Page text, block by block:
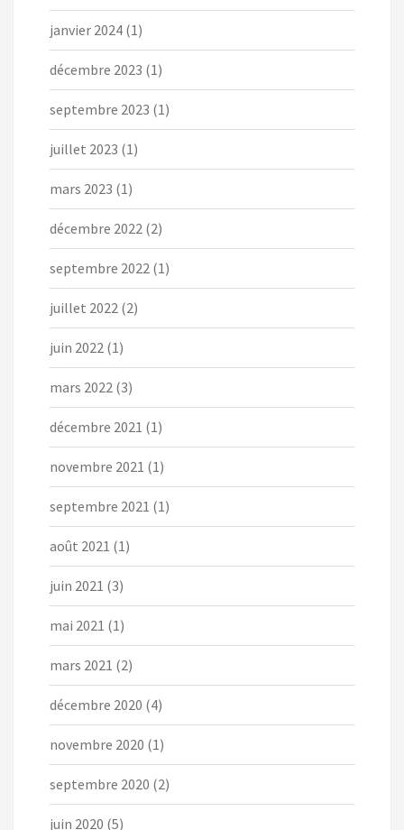
janvier 2024 (1)
décembre 2023 (1)
septembre 2023 (1)
juillet 2023 (1)
mars 2023 (1)
décembre 2022 (2)
septembre 2022 (1)
juillet 2022 (2)
juin 2022 (1)
mars 2022 (3)
décembre 2021 (1)
novembre 2021 (1)
septembre 2021 (1)
août 2021 (1)
juin 2021 (3)
mai 2021 (1)
mars 2021 (2)
décembre 2020 (4)
novembre 2020 (1)
septembre 2020 (2)
juin 2020 (5)